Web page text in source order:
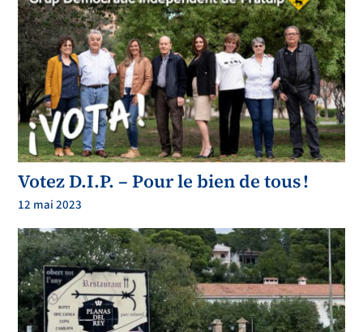
PRESSUPOS T CONSERVACIÓ PLANES DEL REI 1ER ANY
BLOC PERSONAL
Import
Auxiliar adminsitratiu
20.000,00 €
Brigada 1/2 jornada
10.000,00 €
Costos empresa
9.000,00 €
TOTAL PERSONAL
39.000,00 €
BLOC ADMINISTRACIÓ
Import
assessorament jurídic
10.000,00 €
TOTAL ADMINISTRACIÓ
10.000,00 €
Enllumenat
Deute consum
1.500,00 €
Material enllumenat
externalització servei
12.000,00 €
total parcs i jardins
12.000,00 €
manteniment carrers
arranjaments urgents
2.000,00 €
total carrers
2.000,00 €
clave gueram
clavegueram
12.000,00 €
total cla vegueram
12.000,00 €
vehicles i combustibles
combustibles
800,00 €
reparacio vehicles
1.700,00 €
total vehicles i combustibles
2.500,00 €
Votez D.I.P. – Pour le bien de tous !
12 mai 2023